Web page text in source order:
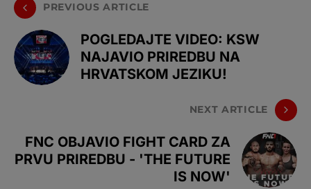
PREVIOUS ARTICLE
POGLEDAJTE VIDEO: KSW
NAJAVIO PRIREDBU NA
HRVATSKOM JEZIKU!
NEXT ARTICLE
FNC OBJAVIO FIGHT CARD ZA
PRVU PRIREDBU - 'THE FUTURE
IS NOW'